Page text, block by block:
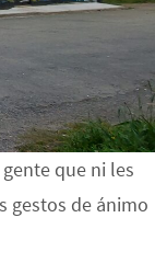
que ni les
gestos de ánimo